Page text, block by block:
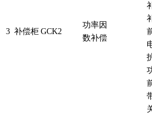
3 补偿柜 GCK2
功率因
数补偿